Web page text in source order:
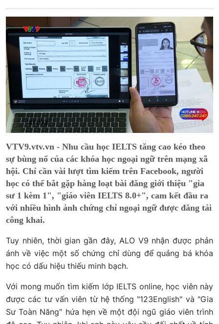
VTV9.vtv.vn - Nhu cầu học IELTS tăng cao kéo theo
sự bùng nổ của các khóa học ngoại ngữ trên mạng xã
hội. Chỉ cần vài lượt tìm kiếm trên Facebook, người
học có thể bắt gặp hàng loạt bài đăng giới thiệu "gia
sư 1 kèm 1", "giáo viên IELTS 8.0+", cam kết đầu ra
với nhiều hình ảnh chứng chỉ ngoại ngữ được đăng tải
công khai.
Tuy nhiên, thời gian gần đây, ALO V9 nhận được phản
ánh về việc một số chứng chỉ dùng để quảng bá khóa
học có dấu hiệu thiếu minh bạch.
Với mong muốn tìm kiếm lớp IELTS online, học viên này
được các tư vấn viên từ hệ thống "123English" và "Gia
Sư Toàn Năng" hứa hẹn về một đội ngũ giáo viên trình